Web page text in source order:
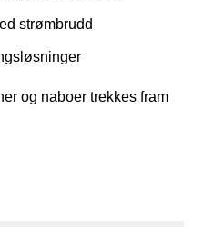
strømbrudd
og naboer trekkes fram